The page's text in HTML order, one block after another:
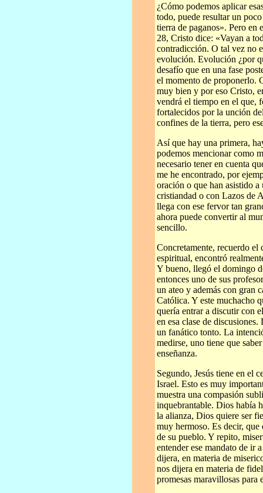
¿Cómo podemos aplicar
todo, puede resultar un
tierra de paganos». Pero
28, Cristo dice: «Vayan a
contradicción. O tal vez no
evolución. Evolución ¿por
desafío que en una fase
el momento de proponerlo.
muy bien y por eso Cristo,
vendrá el tiempo en el que,
fortalecidos por la unción
confines de la tierra, pero
Así que hay una primera,
podemos mencionar como
necesario tener en cuenta
me he encontrado, por
oración o que han asistido
cristiandad o con Lazos de
llega con ese fervor tan
ahora puede convertir al
sencillo.
Concretamente, recuerdo el
espiritual, encontró
Y bueno, llegó el domingo
entonces uno de sus
un ateo y además con gran
Católica. Y este muchacho
quería entrar a discutir con
en esa clase de
un fanático tonto. La
medirse, uno tiene que
enseñanza.
Segundo, Jesús tiene en el
Israel. Esto es muy
muestra una compasión
inquebrantable. Dios había
la alianza, Dios quiere ser
muy hermoso. Es decir, que
de su pueblo. Y repito,
entender ese mandato de ir
dijera, en materia de
nos dijera en materia de
promesas maravillosas para